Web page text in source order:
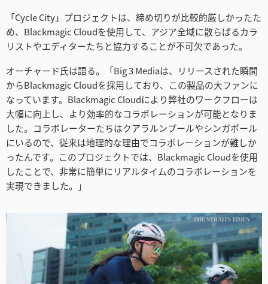
「Cycle City」プロジェクトは、締め切りが比較的厳しかったた
め、Blackmagic Cloudを使用して、アジア全域に散らばるカラ
リストやエディターたちと協力することが不可欠であった。
オーチャード氏は語る。「Big 3 Mediaは、リリースされた瞬間
からBlackmagic Cloudを採用しており、この製品の大ファンに
なっています。Blackmagic Cloudにより弊社のワークフローは
大幅に向上し、より効率的なコラボレーションが可能となりま
した。コラボレーターたちはクアラルンプールやシンガポール
にいるので、従来は地理的な理由でコラボレーションが難しか
ったんです。このプロジェクトでは、Blackmagic Cloudを使用
したことで、非常に簡単にリアルタイムのコラボレーションを
実現できました。」